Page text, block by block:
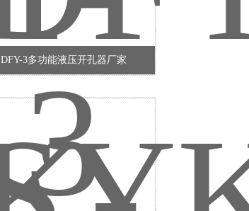
DFY-3多功能液压开孔器厂家